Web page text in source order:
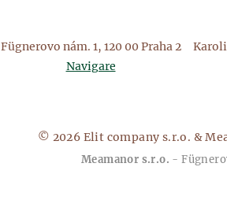
Fügnerovo nám. 1, 120 00 Praha 2
Navigare
© 2026 Elit company s.r.o. &
Meamanor s.r.o. -